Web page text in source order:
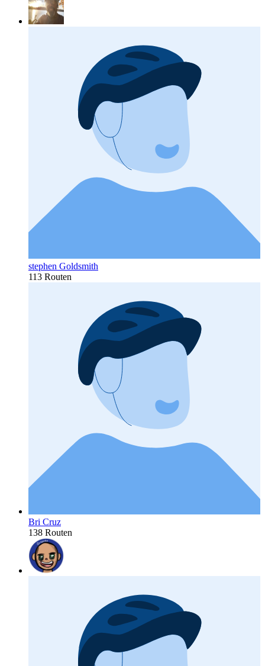
stephen Goldsmith
113 Routen
Bri Cruz
138 Routen